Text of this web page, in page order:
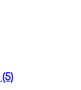
(5)